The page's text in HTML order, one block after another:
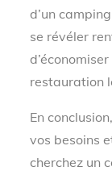
d’un
se révéler
restauration
En
vos besoins
cherchez un